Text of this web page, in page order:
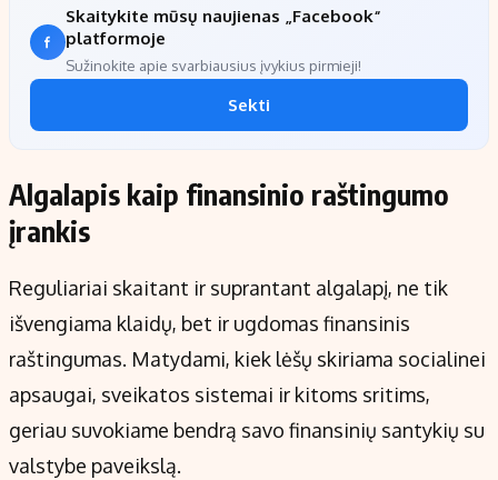
Skaitykite mūsų naujienas „Facebook“
platformoje
Sužinokite apie svarbiausius įvykius pirmieji!
Sekti
Algalapis kaip finansinio raštingumo
įrankis
Reguliariai skaitant ir suprantant algalapį, ne tik
išvengiama klaidų, bet ir ugdomas finansinis
raštingumas. Matydami, kiek lėšų skiriama socialinei
apsaugai, sveikatos sistemai ir kitoms sritims,
geriau suvokiame bendrą savo finansinių santykių su
valstybe paveikslą.